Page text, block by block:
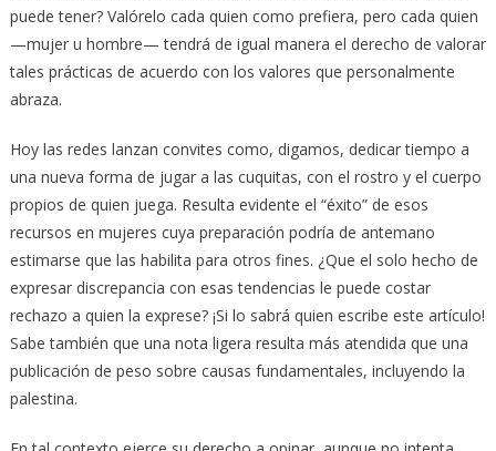
puede tener? Valórelo cada quien como prefiera, pero cada quien
—mujer u hombre— tendrá de igual manera el derecho de valorar
tales prácticas de acuerdo con los valores que personalmente
abraza.
Hoy las redes lanzan convites como, digamos, dedicar tiempo a
una nueva forma de jugar a las cuquitas, con el rostro y el cuerpo
propios de quien juega. Resulta evidente el “éxito” de esos
recursos en mujeres cuya preparación podría de antemano
estimarse que las habilita para otros fines. ¿Que el solo hecho de
expresar discrepancia con esas tendencias le puede costar
rechazo a quien la exprese? ¡Si lo sabrá quien escribe este artículo!
Sabe también que una nota ligera resulta más atendida que una
publicación de peso sobre causas fundamentales, incluyendo la
palestina.